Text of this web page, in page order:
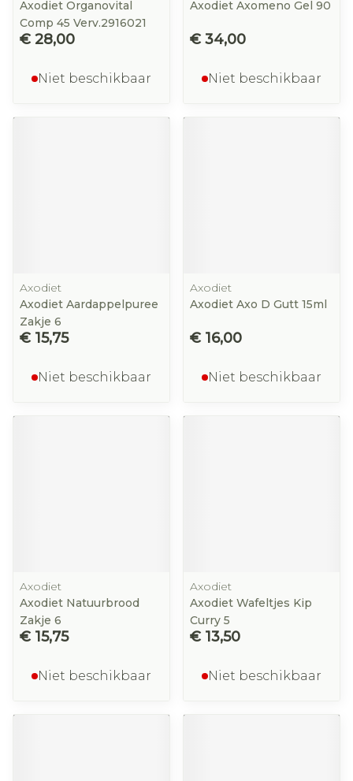
Axodiet Organovital
Comp 45 Verv.2916021
€ 28,00
Niet beschikbaar
Axodiet Axomeno Gel 90
€ 34,00
Niet beschikbaar
Axodiet
Axodiet Aardappelpuree
Zakje 6
€ 15,75
Niet beschikbaar
Axodiet
Axodiet Axo D Gutt 15ml
€ 16,00
Niet beschikbaar
Axodiet
Axodiet Natuurbrood
Zakje 6
€ 15,75
Niet beschikbaar
Axodiet
Axodiet Wafeltjes Kip
Curry 5
€ 13,50
Niet beschikbaar